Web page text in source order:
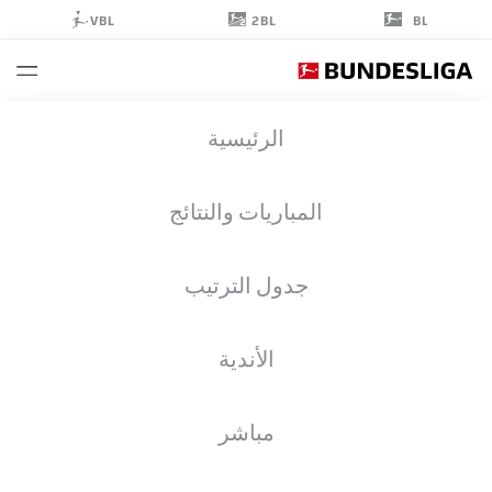
BL
2BL
VBL
الرئيسية
المباريات والنتائج
جدول الترتيب
الأندية
مباشر